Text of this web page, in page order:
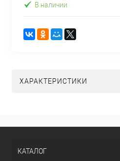
В наличии
ХАРАКТЕРИСТИКИ
КАТАЛОГ